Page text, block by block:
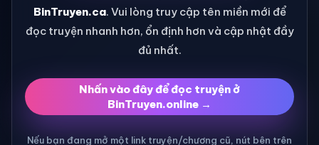
BinTruyen.ca. Vui lòng truy cập tên miền mới để
đọc truyện nhanh hơn, ổn định hơn và cập nhật đầy
đủ nhất.
Nhấn vào đây để đọc truyện ở
BinTruyen.online →
Nếu bạn đang mở một link truyện/chương cũ, nút bên trên